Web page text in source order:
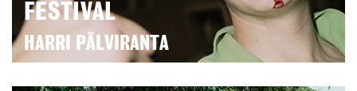
FESTIVAL
HARRI PÄLVIRANTA